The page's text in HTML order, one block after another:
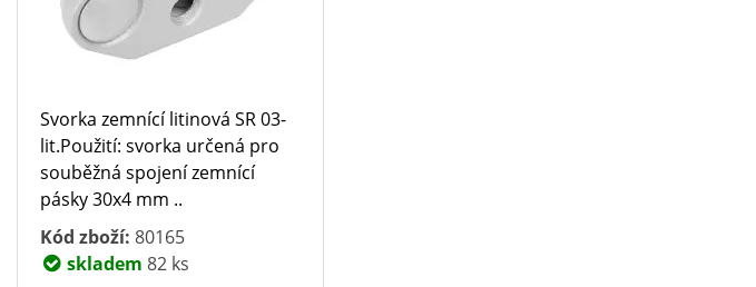
Svorka zemnící litinová SR 03-
lit.Použití: svorka určená pro
souběžná spojení zemnící
pásky 30x4 mm ..
Kód zboží: 80165
skladem 82 ks